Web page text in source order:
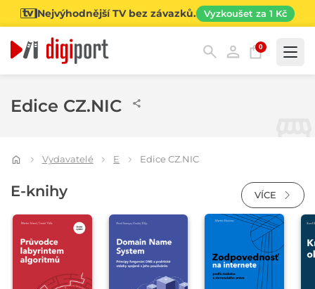
Nejvýhodnější TV bez závazků. Vyzkoušet za 1 Kč
0
Edice CZ.NIC
Vydavatelé E Edice CZ.NIC
E-knihy VÍCE